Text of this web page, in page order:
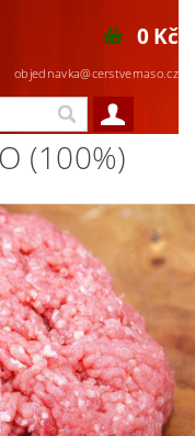
objednavka@cerstvemaso.cz
0 Kč
(100%)